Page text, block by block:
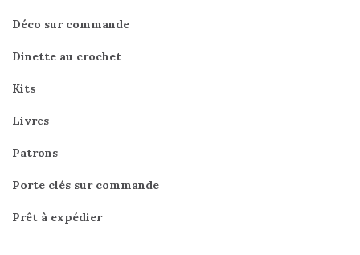
Déco sur commande
Dinette au crochet
Kits
Livres
Patrons
Porte clés sur commande
Prêt à expédier